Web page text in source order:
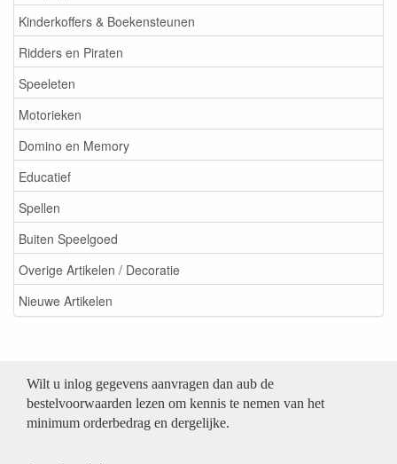
Kinderkoffers & Boekensteunen
Ridders en Piraten
Speeleten
Motorieken
Domino en Memory
Educatief
Spellen
Buiten Speelgoed
Overige Artikelen / Decoratie
Nieuwe Artikelen
Wilt u inlog gegevens aanvragen dan aub de
bestelvoorwaarden lezen om kennis te nemen van het
minimum orderbedrag en dergelijke.